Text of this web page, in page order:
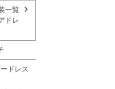
一覧
ドレ
ドレス